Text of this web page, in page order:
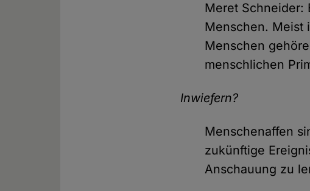
Meret Schneider:
Menschen. Meist
Menschen
menschlichen
Inwiefern?
Menschenaffen
zukünftige
Anschauung zu